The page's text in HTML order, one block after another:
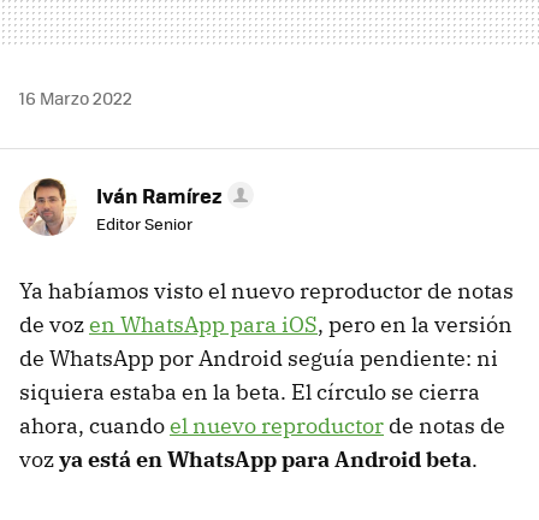
16 Marzo 2022
Iván Ramírez
Editor Senior
Ya habíamos visto el nuevo reproductor de notas
de vozen WhatsApp para iOS, pero en la versión
de WhatsApp por Android seguía pendiente: ni
siquiera estaba en la beta. El círculo se cierra
ahora, cuandoel nuevo reproductor de notas de
vozya está en WhatsApp para Android beta.